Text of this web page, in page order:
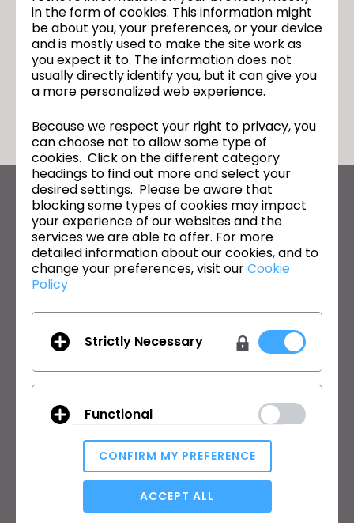
CEO, CLO Virtual Fashion
다음
[Interview] CLO Virtual Fashion Has
Been Gearing Up For The Metaverse
For The Past 10 Years
돌아가기
CLO의 최신 정보
뉴스, 프로모션, 리소스 및 다양한 소식을 확인하세요.
이메일 주소
한국어
제품
교육기관
개인 및 학생
채용정보
in the form of cookies. This information might
be about you, your preferences, or your device
and is mostly used to make the site work as
you expect it to. The information does not
usually directly identify you, but it can give you
a more personalized web experience.
Because we respect your right to privacy, you
can choose not to allow some type of
cookies. Click on the different category
headings to find out more and select your
desired settings. Please be aware that
blocking some types of cookies may impact
your experience of our websites and the
services we are able to offer. For more
detailed information about our cookies, and to
change your preferences, visit ourCookie
Policy
Strictly Necessary
Functional
Analytical / Performance
CONFIRM MY PREFERENCE
ACCEPT ALL